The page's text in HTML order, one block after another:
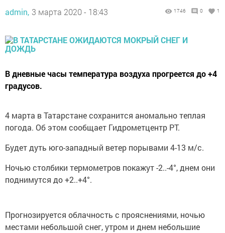
admin, 3 марта 2020 - 18:43 1746 0 1
В дневные часы температура воздуха прогреется до +4
градусов.
4 марта в Татарстане сохранится аномально теплая
погода. Об этом сообщает Гидрометцентр РТ.
Будет дуть юго-западный ветер порывами 4-13 м/с.
Ночью столбики термометров покажут -2..-4°, днем они
поднимутся до +2..+4°.
Прогнозируется облачность с прояснениями, ночью
местами небольшой снег, утром и днем небольшие